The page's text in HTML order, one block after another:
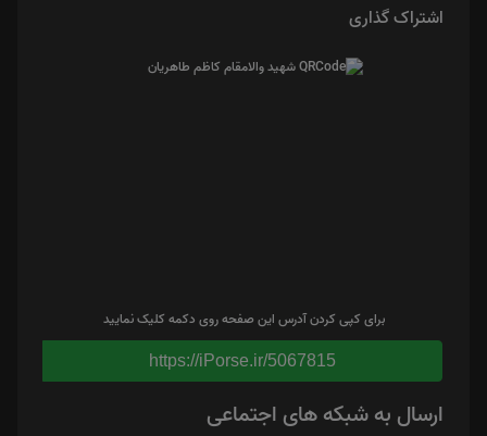
اشتراک گذاری
برای کپی کردن آدرس این صفحه روی دکمه کلیک نمایید
https://iPorse.ir/5067815
ارسال به شبکه های اجتماعی